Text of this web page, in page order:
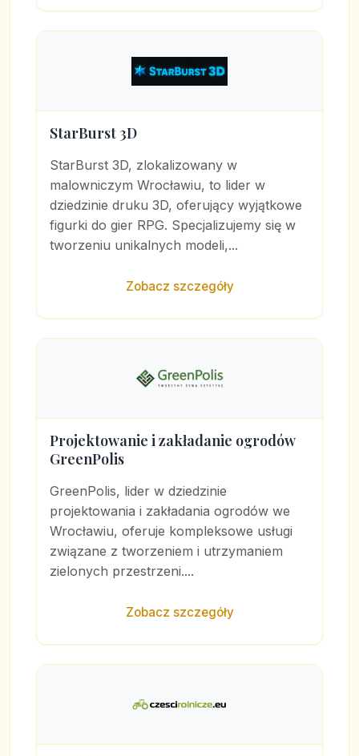
StarBurst 3D
StarBurst 3D, zlokalizowany w
malowniczym Wrocławiu, to lider w
dziedzinie druku 3D, oferujący wyjątkowe
figurki do gier RPG. Specjalizujemy się w
tworzeniu unikalnych modeli,...
Zobacz szczegóły
Projektowanie i zakładanie ogrodów
GreenPolis
GreenPolis, lider w dziedzinie
projektowania i zakładania ogrodów we
Wrocławiu, oferuje kompleksowe usługi
związane z tworzeniem i utrzymaniem
zielonych przestrzeni....
Zobacz szczegóły